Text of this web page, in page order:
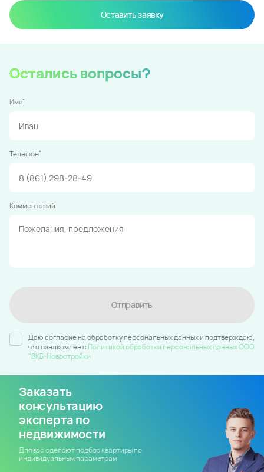
Оставить заявку
Остались вопросы?
Имя*
Телефон*
Комментарий
Отправить
Даю согласие на обработку персональных данных и подтверждаю,
что ознакомлен c Политикой обработки персональных данных ООО
"ВКБ-Новостройки
Заказать
консультацию
эксперта по
недвижимости
Для вас сделают подбор квартиры по
индивидуальным параметрам